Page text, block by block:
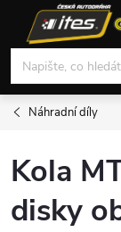
obsah
Náhradní díly
Kola
disky